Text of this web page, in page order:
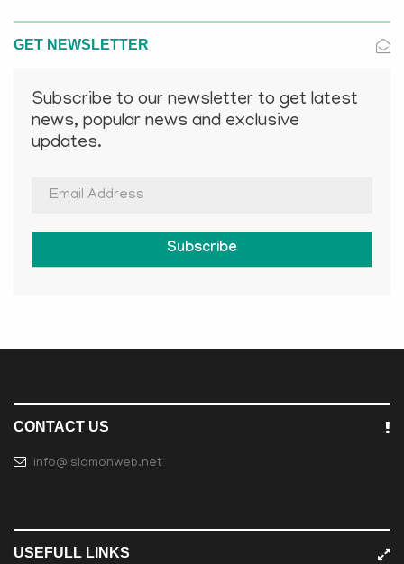
GET NEWSLETTER
Subscribe to our newsletter to get latest
news, popular news and exclusive
updates.
Subscribe
CONTACT US
info@islamonweb.net
USEFULL LINKS